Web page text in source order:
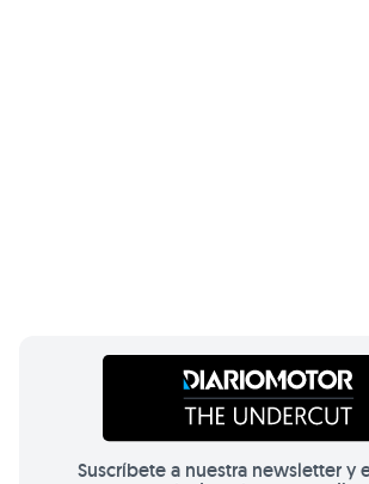
Suscríbete a nuestra newsletter y